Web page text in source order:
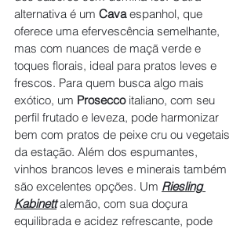
alternativa é um Cava espanhol, que
oferece uma efervescência semelhante,
mas com nuances de maçã verde e
toques florais, ideal para pratos leves e
frescos. Para quem busca algo mais
exótico, um Prosecco italiano, com seu
perfil frutado e leveza, pode harmonizar
bem com pratos de peixe cru ou vegetais
da estação. Além dos espumantes,
vinhos brancos leves e minerais também
são excelentes opções. Um Riesling
Kabinett alemão, com sua doçura
equilibrada e acidez refrescante, pode